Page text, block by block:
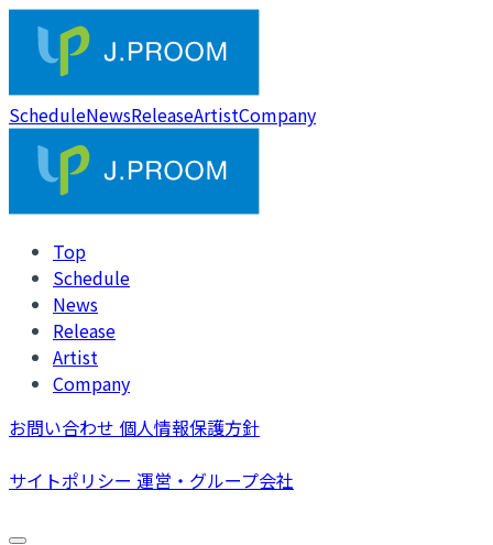
ScheduleNewsReleaseArtistCompany
Top
Schedule
News
Release
Artist
Company
お問い合わせ 個人情報保護方針
サイトポリシー 運営・グループ会社